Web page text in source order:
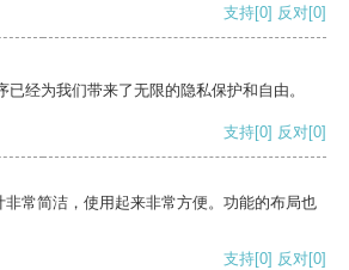
支持[0] 反对[0]
经为我们带来了无限的隐私保护和自由。
支持[0] 反对[0]
常简洁，使用起来非常方便。功能的布局也
支持[0] 反对[0]